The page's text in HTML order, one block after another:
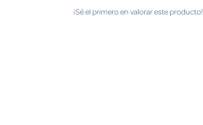
¡Sé el primero en valorar este producto!